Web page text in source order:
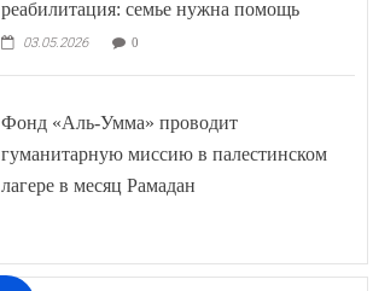
реабилитация: семье нужна помощь
03.05.2026 0
Фонд «Аль-Умма» проводит
гуманитарную миссию в палестинском
лагере в месяц Рамадан